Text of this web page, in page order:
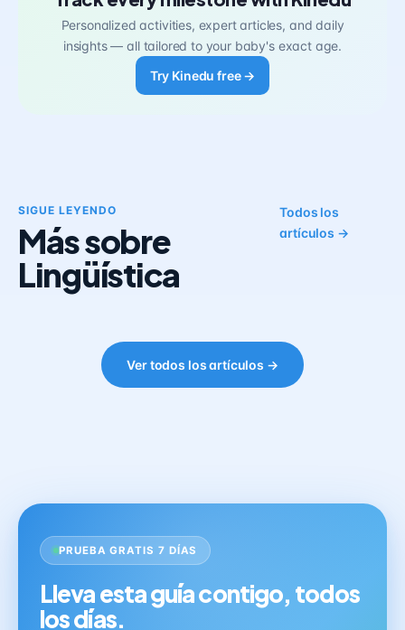
Personalized activities, expert articles, and daily
insights — all tailored to your baby's exact age.
Try Kinedu free →
SIGUE LEYENDO
Más sobre
Lingüística
Todos los
artículos →
Ver todos los artículos →
PRUEBA GRATIS 7 DÍAS
Lleva esta guía contigo, todos
los días.